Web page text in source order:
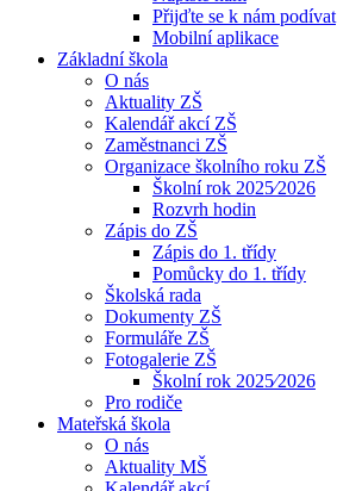
Přijďte se k nám podívat
Mobilní aplikace
Základní škola
O nás
Aktuality ZŠ
Kalendář akcí ZŠ
Zaměstnanci ZŠ
Organizace školního roku ZŠ
Školní rok 2025⁄2026
Rozvrh hodin
Zápis do ZŠ
Zápis do 1. třídy
Pomůcky do 1. třídy
Školská rada
Dokumenty ZŠ
Formuláře ZŠ
Fotogalerie ZŠ
Školní rok 2025⁄2026
Pro rodiče
Mateřská škola
O nás
Aktuality MŠ